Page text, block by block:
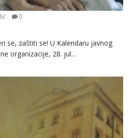
0
se, zaštiti se! U Kalendaru javnog
organizacije, 28. jul...